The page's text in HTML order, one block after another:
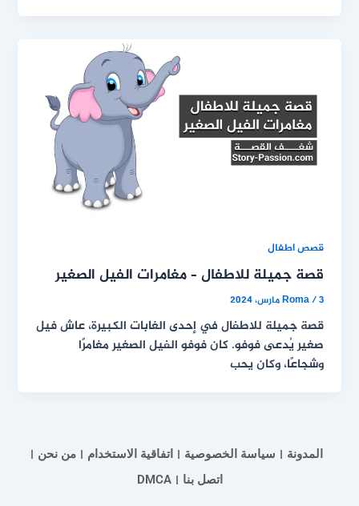
قصص اطفال
قصة جميلة للاطفال – مغامرات الفيل الصغير
Roma/3 مارس، 2024
قصة جميلة للاطفال في إحدى الغابات الكبيرة، عاش فيل
صغير يُدعى فوفو. كان فوفو الفيل الصغير مغامرًا
وشجاعًا، وكان يحب
المدونة سياسة الخصوصية اتفاقية الاستخدام
من نحن
اتصل بنا
DMCA